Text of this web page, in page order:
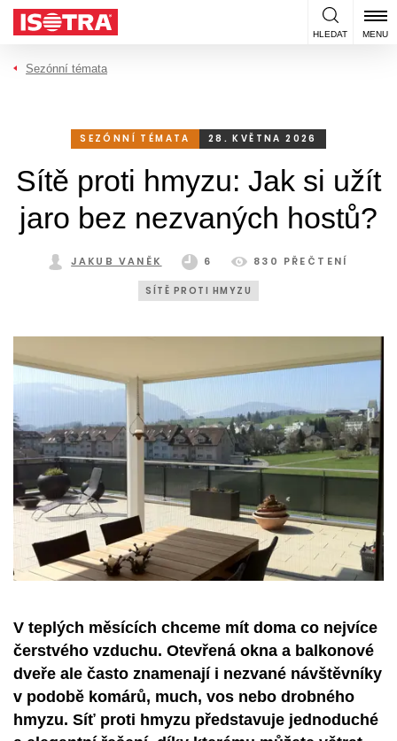
Přeskočit na obsah
HLEDAT MENU
Sezónní témata
SEZÓNNÍ TÉMATA 28. KVĚTNA 2026
Sítě proti hmyzu: Jak si užít
jaro bez nezvaných hostů?
JAKUB VANĚK 6 830 PŘEČTENÍ
SÍTĚ PROTI HMYZU
V teplých měsících chceme mít doma co nejvíce
čerstvého vzduchu. Otevřená okna a balkonové
dveře ale často znamenají i nezvané návštěvníky
v podobě komárů, much, vos nebo drobného
hmyzu. Síť proti hmyzu představuje jednoduché